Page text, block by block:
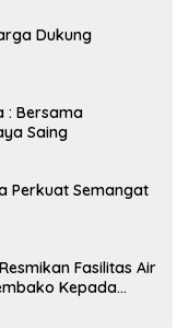
Dukung
: Bersama
Saing
Perkuat Semangat
Fasilitas Air
Kepada